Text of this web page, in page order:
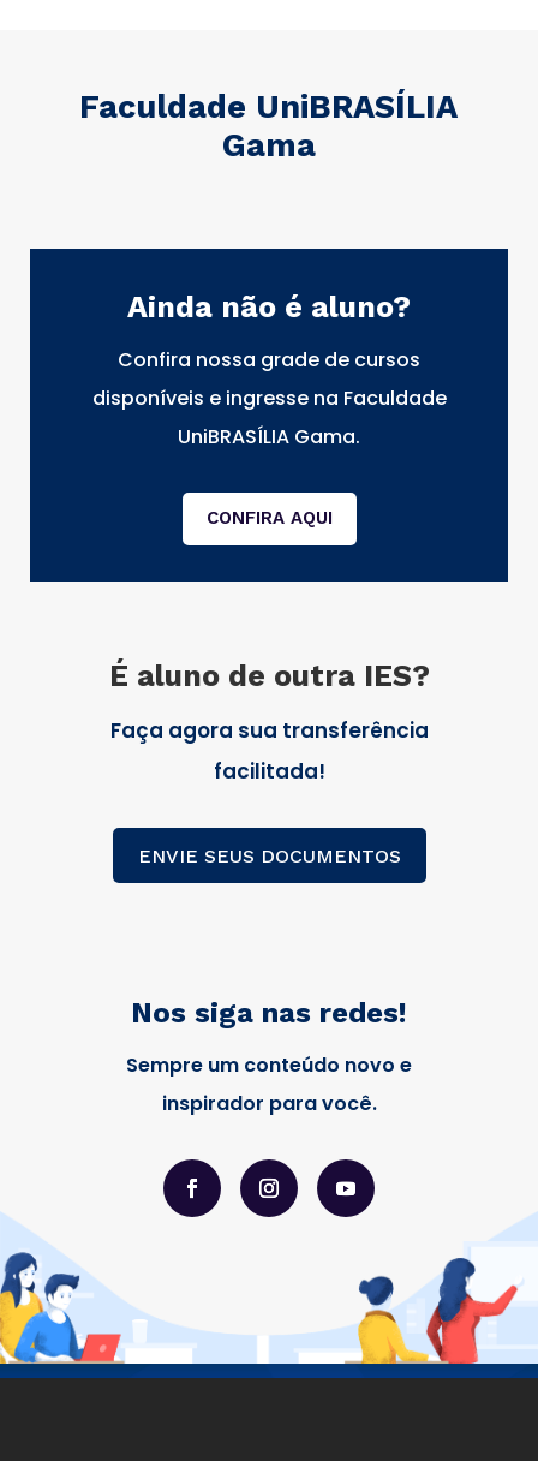
Faculdade UniBRASÍLIA
Gama
Ainda não é aluno?
Confira nossa grade de cursos
disponíveis e ingresse na Faculdade
UniBRASÍLIA Gama.
CONFIRA AQUI
É aluno de outra IES?
Faça agora sua transferência
facilitada!
ENVIE SEUS DOCUMENTOS
Nos siga nas redes!
Sempre um conteúdo novo e
inspirador para você.